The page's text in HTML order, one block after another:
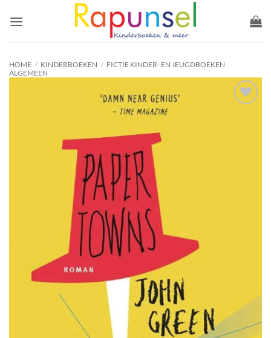
naar
HOME / KINDERBOEKEN / FICTIE KINDER- EN JEUGDBOEKEN
ALGEMEEN